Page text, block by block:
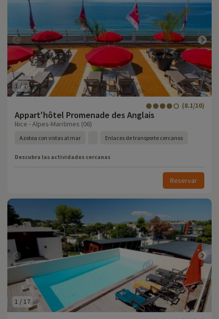
1 /7
Appart'hôtel Promenade des Anglais
(8.1/10)
Nice - Alpes-Maritimes (06)
Azotea con vistas al mar Enlaces de transporte cercanos
Descubra las actividades cercanas
Reservar
1 / 17